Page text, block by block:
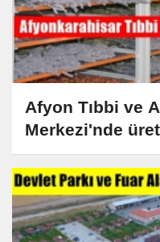
Afyon Tıbbi ve
Merkezi'nde